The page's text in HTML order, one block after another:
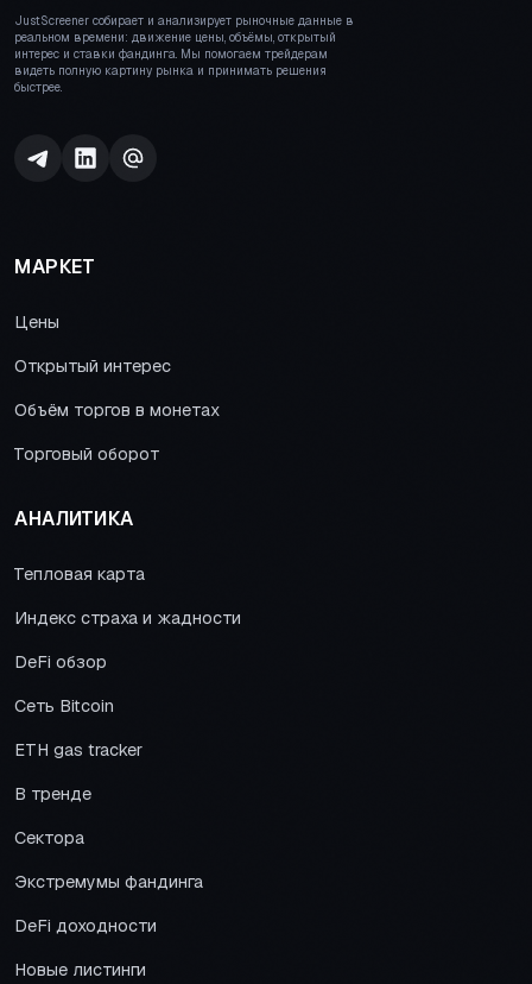
JustScreener собирает и анализирует рыночные данные в
реальном времени: движение цены, объёмы, открытый
интерес и ставки фандинга. Мы помогаем трейдерам
видеть полную картину рынка и принимать решения
быстрее.
МАРКЕТ
Цены
Открытый интерес
Объём торгов в монетах
Торговый оборот
АНАЛИТИКА
Тепловая карта
Индекс страха и жадности
DeFi обзор
Сеть Bitcoin
ETH gas tracker
В тренде
Сектора
Экстремумы фандинга
DeFi доходности
Новые листинги